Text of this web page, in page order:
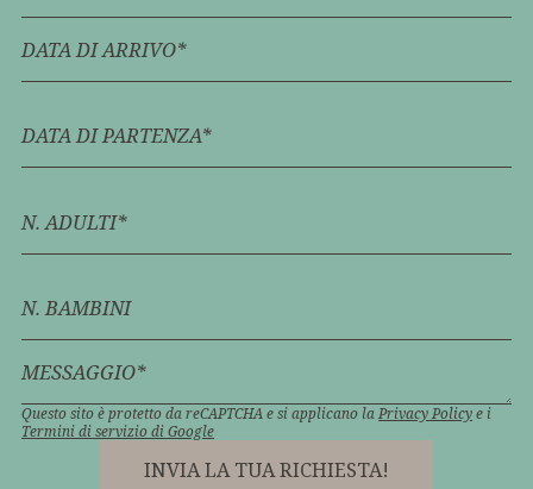
DATA DI ARRIVO*
DATA DI PARTENZA*
N. ADULTI*
N. BAMBINI
MESSAGGIO*
Questo sito è protetto da reCAPTCHA e si applicano laPrivacy Policye i
Termini di servizio di Google
INVIA LA TUA RICHIESTA!